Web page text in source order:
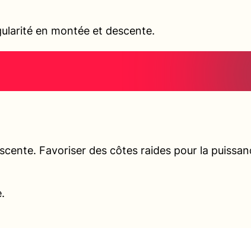
en montée et descente.
Favoriser des côtes raides pour la